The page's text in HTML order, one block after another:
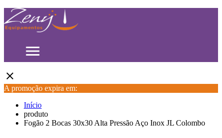
menu
close
A promoção expira em:
Início
produto
Fogão 2 Bocas 30x30 Alta Pressão Aço Inox JL Colombo